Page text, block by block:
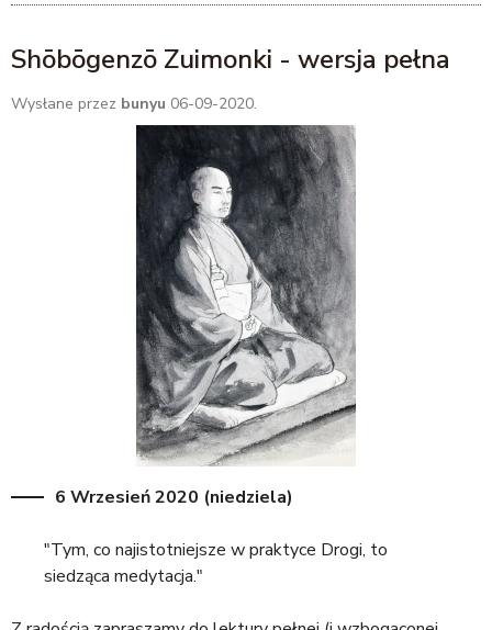
Shōbōgenzō Zuimonki - wersja pełna
Wysłane przez bunyu 06-09-2020.
6 Wrzesień 2020 (niedziela)
"Tym, co najistotniejsze w praktyce Drogi, to
siedząca medytacja."